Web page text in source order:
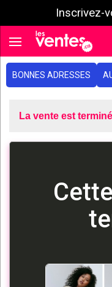
Inscrivez-
Toggle navigation
BONNES ADRESSES
La vente est